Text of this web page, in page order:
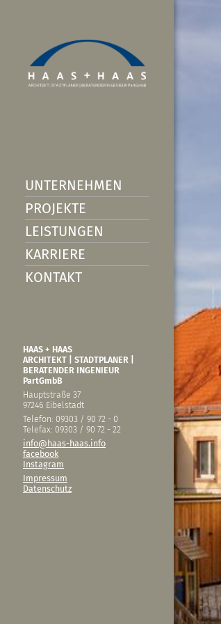
UNTERNEHMEN
PROJEKTE
LEISTUNGEN
KARRIERE
KONTAKT
HAAS + HAAS
ARCHITEKT | STADTPLANER |
BERATENDER INGENIEUR
PartGmbB
Hauptstraße 37
97246 Eibelstadt
Telefon: 09303 / 90 72 - 0
Telefax: 09303 / 90 72 - 22
info@haas-haas.info
facebook
Instagram
Impressum
Datenschutz